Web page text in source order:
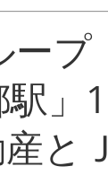
ー
」
と